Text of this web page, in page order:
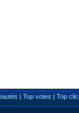
| Top votes | Top